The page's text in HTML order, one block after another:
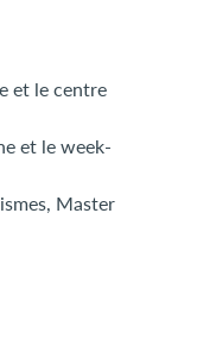
et le centre
et le week-
Master